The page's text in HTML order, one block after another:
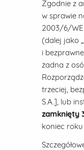
Zgodnie z
w sprawie
2003/6/
(dalej jako
i
żadna z
trzeciej,
S.A.], lub
zamknięty
koniec